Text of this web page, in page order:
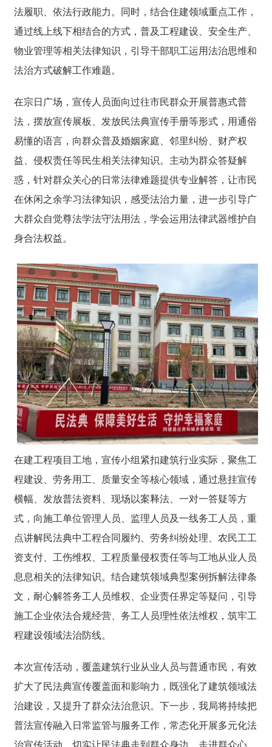
法履职、依法行政能力。同时，结合住建领域重点工作，
通过线上线下相结合的方式，普及工程建设、安全生产、
物业管理等相关法律知识，引导干部职工运用法治思维和
法治方式破解工作难题。
在宗日广场，宣传人员面向过往市民群众开展普惠式普
法，摆放宣传展板、发放民法典宣传手册等形式，用通俗
易懂的语言，向群众普及婚姻家庭、邻里纠纷、财产权
益、侵权责任等民生相关法律知识。主动为群众答疑解
惑，针对群众关心的日常法律难题提供专业解答，让市民
在休闲之余学习法律知识，感受法治力量，进一步引导广
大群众自觉尊法学法守法用法，学会运用法律武器维护自
身合法权益。
在建工程项目工地，宣传小组紧扣建筑行业实际，聚焦工
程建设、劳务用工、质量安全等核心领域，通过悬挂宣传
横幅、发放普法资料、现场以案释法、一对一答疑等方
式，向施工单位管理人员、监理人员及一线务工人员，重
点讲解民法典中工程合同履约、劳务纠纷处理、农民工工
资支付、工伤维权、工程质量侵权责任等与工地从业人员
息息相关的法律知识。结合建筑领域典型案例拆解法律条
文，耐心解答务工人员维权、企业责任界定等疑问，引导
施工企业依法合规经营、务工人员理性依法维权，筑牢工
程建设领域法治防线。
本次宣传活动，覆盖建筑行业从业人员与普通市民，有效
扩大了民法典宣传覆盖面和影响力，既强化了建筑领域法
治建设，又提升了群众法治意识。下一步，我局将持续把
普法宣传融入日常监管与服务工作，常态化开展多元化法